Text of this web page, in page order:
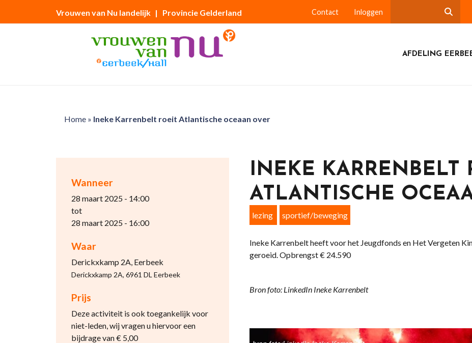
Vrouwen van Nu landelijk | Provincie Gelderland Contact Inloggen
AFDELING
Home» Ineke Karrenbelt roeit Atlantische oceaan over
Wanneer
28 maart 2025 - 14:00
tot
28 maart 2025 - 16:00
Waar
Derickxkamp 2A, Eerbeek
Derickxkamp 2A, 6961 DL Eerbeek
Prijs
Deze activiteit is ook toegankelijk voor
niet-leden, wij vragen u hiervoor een
bijdrage van € 5,00
INEKE KARRENBELT
ATLANTISCHE
lezing sportief/beweging
InekeKarrenbelt heeft voor het Jeugdfonds en Het Vergeten
geroeid. Opbrengst € 24.590
Bron foto: LinkedIn Ineke Karrenbelt